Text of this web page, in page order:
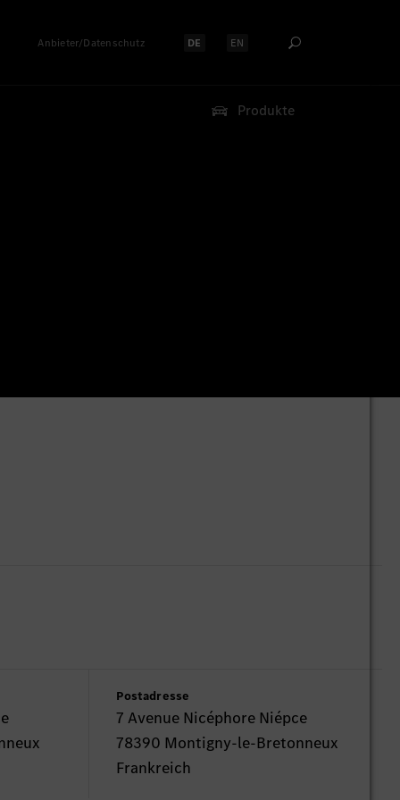
Anbieter/Datenschutz Sprache auswählen:
DE Sprache auswählen:
EN
Produkte
Postadresse
7 Avenue Nicéphore Niépce
78390 Montigny-le-Bretonneux
Frankreich